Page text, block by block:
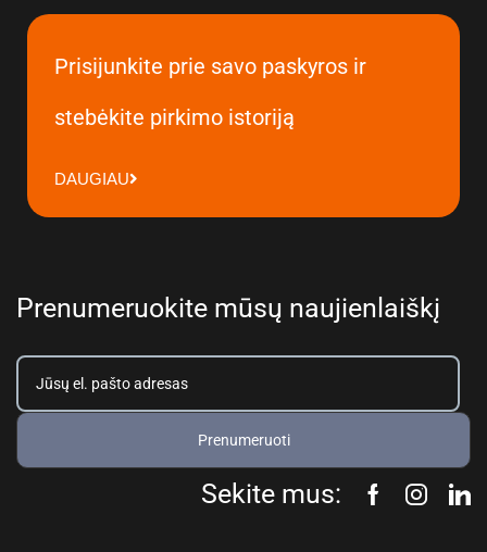
Prisijunkite prie savo paskyros ir
stebėkite pirkimo istoriją
DAUGIAU
Prenumeruokite mūsų naujienlaiškį
Prenumeruoti
Sekite mus: